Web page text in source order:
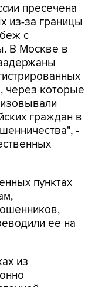
пресечена
из-за границы
с
В Москве в
через которые
граждан в
-
пунктах
ее на
из